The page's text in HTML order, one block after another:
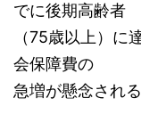
でに後期高齢者
（75歳以上）に
会保障費の
急増が懸念される